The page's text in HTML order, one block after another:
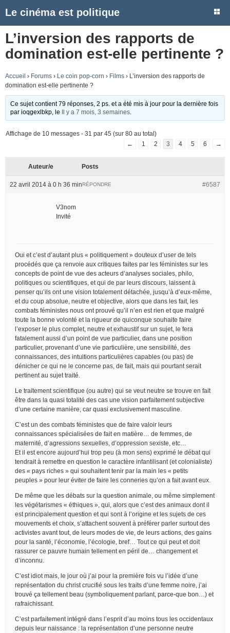
Le cinéma est politique
L’inversion des rapports de
domination est-elle pertinente ?
Accueil › Forums › Le coin pop-corn › Films › L’inversion des rapports de
domination est-elle pertinente ?
Ce sujet contient 79 réponses, 2 ps. et a été mis à jour pour la dernière fois
parioqgexlbkp , le Il y a 7 mois, 3 semaines
Affichage de 10 messages - 31 par 45 (sur 80 au total)
←
1 2 3 4 5 6 →
Auteur/e Posts
22 avril 2014 à 0 h 36 min #6587
RÉPONDRE
V3nom
Invité
Oui et c’est d’autant plus « politiquement » douteux d’user de tels
procédés que ça renvoie aux critiques faites par les féministes sur les
concepts de point de vue des acteurs d’analyses sociales, philo,
politiques ou scientifiques, et qui de par leurs discours, laissent à
penser qu’ils ont une vision totalement détachée, jusqu’à d’eux-même,
et du coup absolue, neutre et objective, alors que dans les fait, les
combats féministes nous ont prouvé qu’il n’en est rien et que malgré
toute la bonne volonté et la rigueur de quiconque souhaite faire
l’exposer le plus complet, neutre et exhaustif sur un sujet, le fera
fatalement aussi d’un point de vue particulier, dans une position
particulier, provenant d’une vie particulière, une sensibilité, des
connaissances, des intuitions particulières capables (ou pas) de
dénicher ce qui ne le concerne pas, de fait, mais qui pourtant serait
pertinent au sujet traité.
Le traitement scientifique (ou autre) qui se veut neutre se trouve en fait
être dans la quasi totalité des cas une vision parfaitement subjective
d’une certaine manière, car quasi exclusivement masculine.
C’est un des combats féministes que de faire valoir leurs
connaissances spécialisées de fait en matière… de femmes, de
maternité, d’agressions sexuelles, d’oppression sexiste, etc…
Et il est encore aujourd’hui trop peu (à mon sens) exprimé le débat qui
tendrait à remettre en question le caractère infantilisant (et colonialiste)
des « pays riches » qui souhaitent tenir par la main les « petits
peuples » pour leur éviter de faire les conneries qu’on a fait avant eux.
De même que les débats sur la question animale, ou même simplement
les végétarismes « éthiques », qui, alors que c’est des animaux dont il
est principalement question et qui sont à l’origine et les sujets de ces
mouvements et choix, s’attachent souvent à préférer parler surtout des
activistes avant tout, de leurs modes de vie, de leurs actions, des gains
pour la santé, l’économie, l’écologie, bref… Tout ce qui peut et doit
rassurer ce pauvre humain tellement en péril de… changement et
d’inconnu.
C’est idiot mais, le jour où j’ai pour la première fois vu l’idée d’une
représentation du christ crucifié sous les traits d’une femme noire, j’ai
trouvé ça tellement beau (symboliquement parlant, parce-que bon…) et
rafraichissant.
C’est parfaitement intégré dans l’esprit d’au moins tous les occidentaux
depuis leur naissance : la représentation d’une personne neutre